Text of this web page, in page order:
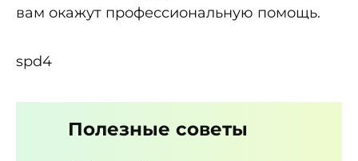
вам окажут профессиональную помощь.
spd4
Полезные советы